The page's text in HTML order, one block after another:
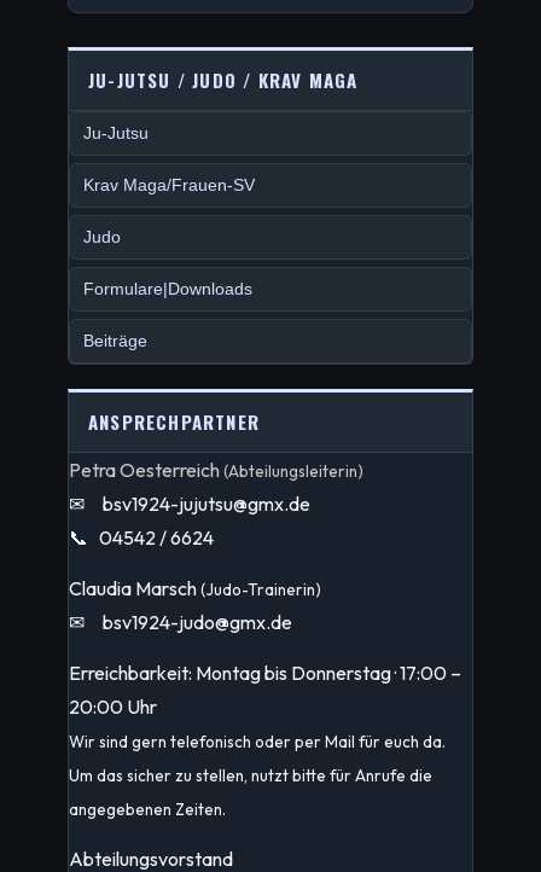
JU-JUTSU / JUDO / KRAV MAGA
Ju-Jutsu
Krav Maga/Frauen-SV
Judo
Formulare|Downloads
Beiträge
ANSPRECHPARTNER
Petra Oesterreich(Abteilungsleiterin)
✉ bsv1924-jujutsu@gmx.de
📞 04542 / 6624
Claudia Marsch(Judo-Trainerin)
✉ bsv1924-judo@gmx.de
Erreichbarkeit: Montag bis Donnerstag · 17:00 –
20:00 Uhr
Wir sind gern telefonisch oder per Mail für euch da.
Um das sicher zu stellen, nutzt bitte für Anrufe die
angegebenen Zeiten.
Abteilungsvorstand